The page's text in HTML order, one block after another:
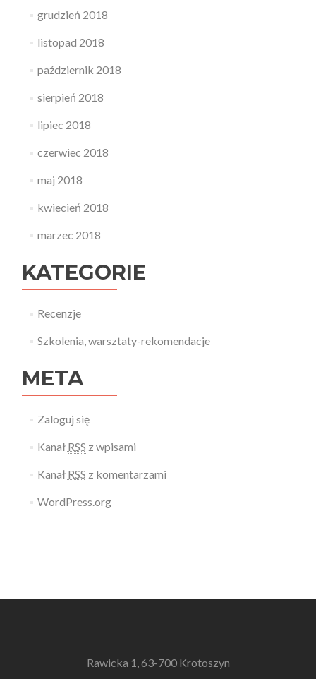
grudzień 2018
listopad 2018
październik 2018
sierpień 2018
lipiec 2018
czerwiec 2018
maj 2018
kwiecień 2018
marzec 2018
KATEGORIE
Recenzje
Szkolenia, warsztaty-rekomendacje
META
Zaloguj się
Kanał RSS z wpisami
Kanał RSS z komentarzami
WordPress.org
Rawicka 1, 63-700 Krotoszyn